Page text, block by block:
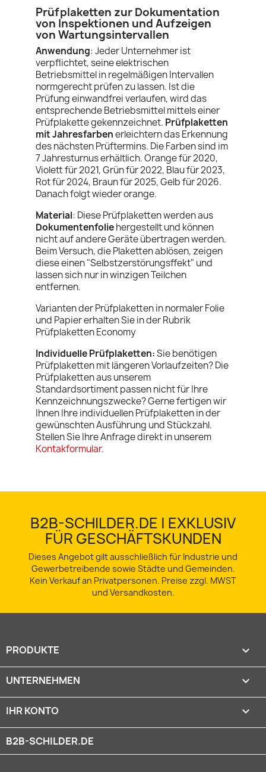
Prüfplaketten zur Dokumentation
von Inspektionen und Aufzeigen
von Wartungsintervallen
Anwendung: Jeder Unternehmer ist
verpflichtet, seine elektrischen
Betriebsmittel in regelmäßigen Intervallen
normgerecht prüfen zu lassen. Ist die
Prüfung einwandfrei verlaufen, wird das
entsprechende Betriebsmittel mittels einer
Prüfplakette gekennzeichnet. Prüfplaketten
mit Jahresfarbenerleichtern das Erkennung
des nächsten Prüftermins. Die Farben sind im
7 Jahresturnus erhältlich. Orange für 2020,
Violett für 2021, Grün für 2022, Blau für 2023,
Rot für 2024, Braun für 2025, Gelb für 2026.
Danach folgt wieder orange.
Material: Diese Prüfplaketten werden aus
Dokumentenfoliehergestellt und können
nicht auf andere Geräte übertragen werden.
Beim Versuch, die Plaketten ablösen, zeigen
diese einen "Selbstzerstörungsffekt" und
lassen sich nur in winzigen Teilchen
entfernen.
Varianten der Prüfplaketten in normaler Folie
und Papier erhalten Sie in der Rubrik
Prüfplaketten Economy
Individuelle Prüfplaketten:Sie benötigen
Prüfplaketten mit längeren Vorlaufzeiten? Die
Prüfplaketten aus unserem
Standardsortiment passen nicht für Ihre
Kennzeichnungszwecke? Gerne fertigen wir
Ihnen Ihre individuellen Prüfplaketten in der
gewünschten Ausführung und Stückzahl.
Stellen Sie Ihre Anfrage direkt in unserem
Kontakformular.
B2B-SCHILDER.DE | EXKLUSIV
FÜR GESCHÄFTSKUNDEN
Dieses Angebot gilt ausschließlich für Industrie und
Gewerbetreibende sowie Städte und Gemeinden.
Kein Verkauf an Privatpersonen. Preise zzgl. MWST
und Versandkosten.
PRODUKTE 
UNTERNEHMEN 
IHR KONTO 
B2B-SCHILDER.DE